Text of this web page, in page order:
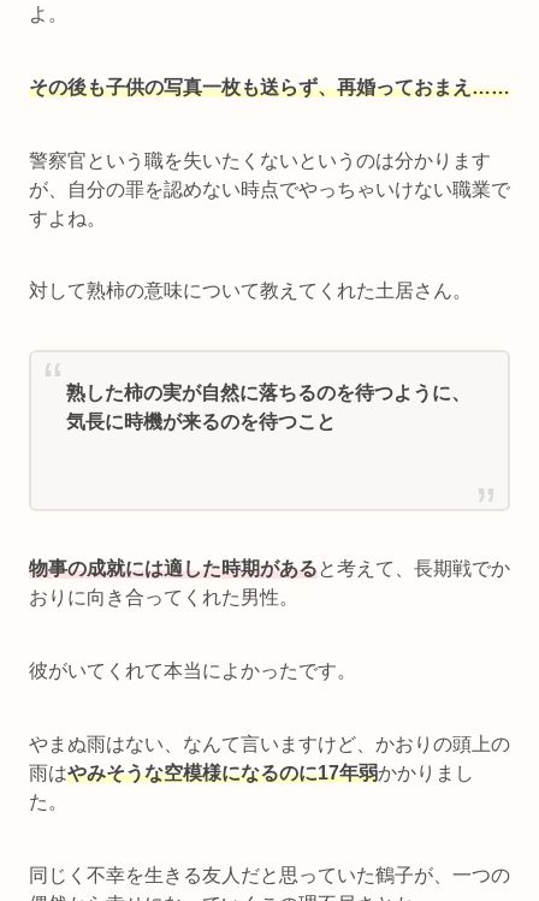
よ。
その後も子供の写真一枚も送らず、再婚っておまえ……
警察官という職を失いたくないというのは分かります
が、自分の罪を認めない時点でやっちゃいけない職業で
すよね。
対して熟柿の意味について教えてくれた土居さん。
熟した柿の実が自然に落ちるのを待つように、
気長に時機が来るのを待つこと
物事の成就には適した時期があると考えて、長期戦でか
おりに向き合ってくれた男性。
彼がいてくれて本当によかったです。
やまぬ雨はない、なんて言いますけど、かおりの頭上の
雨はやみそうな空模様になるのに17年弱かかりまし
た。
同じく不幸を生きる友人だと思っていた鶴子が、一つの